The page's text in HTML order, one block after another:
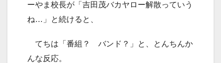
ーやま校長が「吉田茂バカヤロー解散っていう
ね…」と続けると、
てちは「番組？ バンド？」と、とんちんか
んな反応。